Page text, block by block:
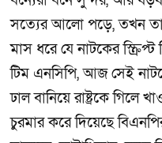
সত্যের আলো পড়ে, তখন
মাস ধরে যে নাটকের
টিম এনসিপি, আজ সেই
ঢাল বানিয়ে রাষ্ট্রকে গিলে
চুরমার করে দিয়েছে